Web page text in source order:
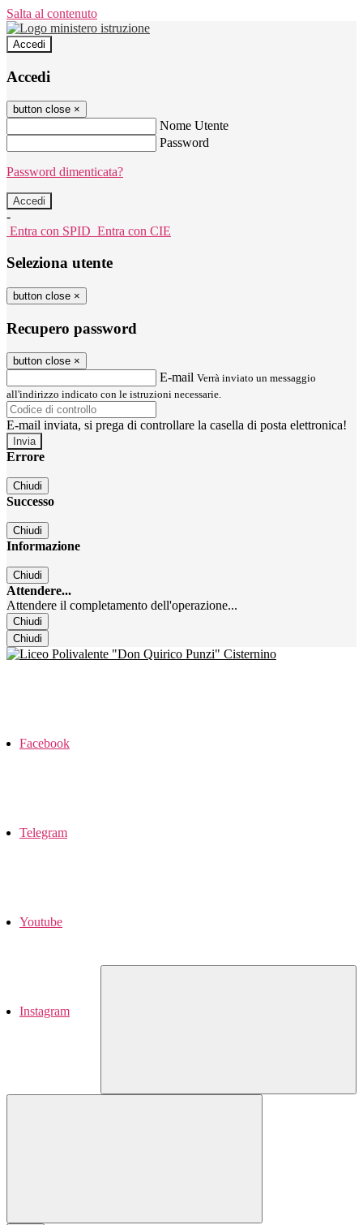
Salta al contenuto
Accedi
Accedi
button close ×
Nome Utente
Password
Password dimenticata?
-
Entra con SPID Entra con CIE
Seleziona utente
button close ×
Recupero password
button close ×
E-mail Verrà inviato un messaggio
all'indirizzo indicato con le istruzioni necessarie.
E-mail inviata, si prega di controllare la casella di posta elettronica!
Errore
Chiudi
Successo
Chiudi
Informazione
Chiudi
Attendere...
Attendere il completamento dell'operazione...
Chiudi
Chiudi
Facebook
Telegram
Youtube
Instagram